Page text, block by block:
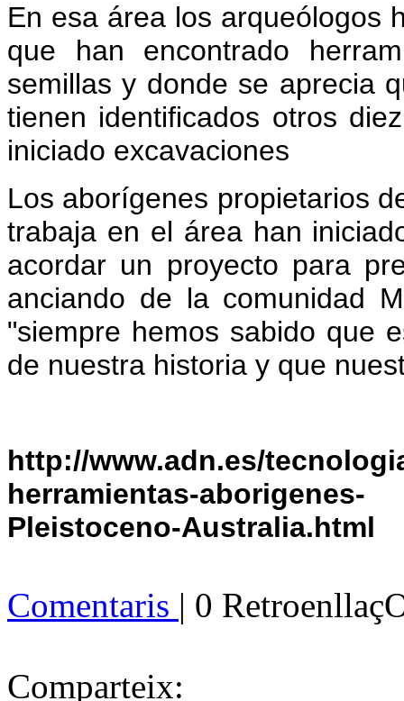
En esa área los arqueólogos
que han encontrado
semillas y donde se aprecia
tienen identificados otros
iniciado excavaciones
Los aborígenes propietarios
trabaja en el área han
acordar un proyecto para
anciando de la comunidad
"siempre hemos sabido que
de nuestra historia y que
http://www.adn.es/
herramientas-aborigenes-
Pleistoceno-Australia.html
Comentaris | 0
Comparteix: